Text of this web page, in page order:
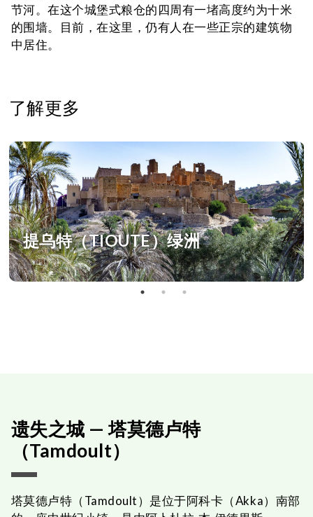
节河。在这个城堡式粮仓的四周有一堵高度约为十米
的围墙。目前，在这里，仍有人在一些正宗的建筑物
中居住。
了解更多
提乌特（TIOUTE）绿洲
遗失之城 — 塔莫德卢特
（Tamdoult）
塔莫德卢特（Tamdoult）是位于阿科卡（Akka）南部